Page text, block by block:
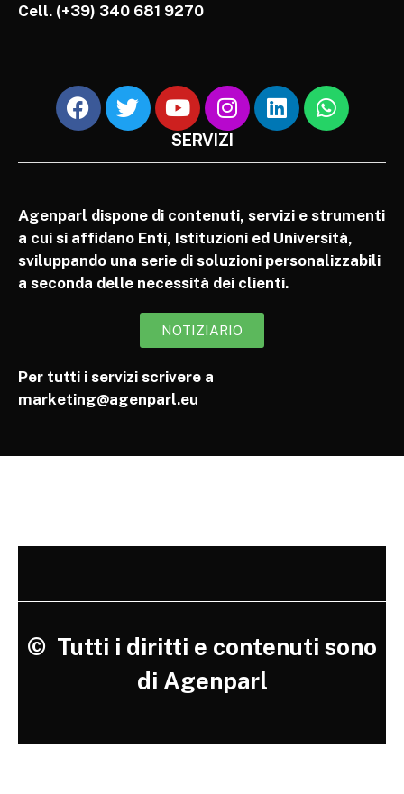
Cell. (+39) 340 681 9270
SERVIZI
Agenparl dispone di contenuti, servizi e strumenti
a cui si affidano Enti, Istituzioni ed Università,
sviluppando una serie di soluzioni personalizzabili
a seconda delle necessità dei clienti.
NOTIZIARIO
Per tutti i servizi scrivere a
marketing@agenparl.eu
© Tutti i diritti e contenuti sono
di Agenparl